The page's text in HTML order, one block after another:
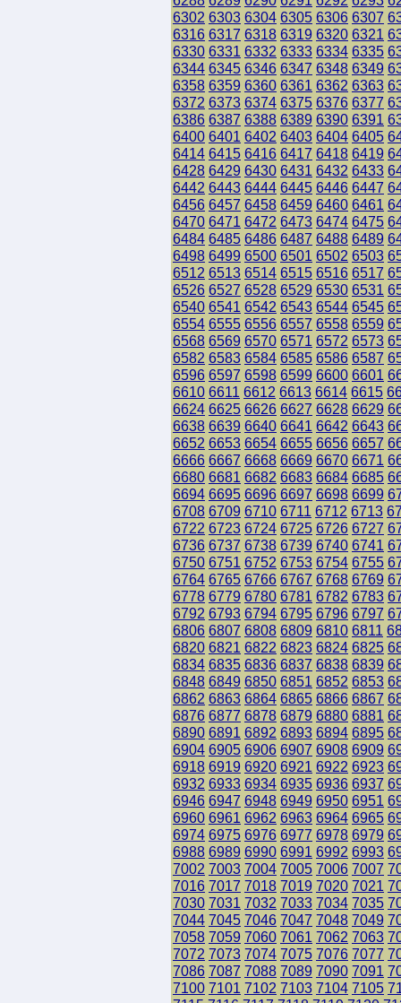
6302 6303 6304 6305 6306 6307
6316 6317 6318 6319 6320 6321
6330 6331 6332 6333 6334 6335
6344 6345 6346 6347 6348 6349
6358 6359 6360 6361 6362 6363
6372 6373 6374 6375 6376 6377
6386 6387 6388 6389 6390 6391
6400 6401 6402 6403 6404 6405
6414 6415 6416 6417 6418 6419
6428 6429 6430 6431 6432 6433
6442 6443 6444 6445 6446 6447
6456 6457 6458 6459 6460 6461
6470 6471 6472 6473 6474 6475
6484 6485 6486 6487 6488 6489
6498 6499 6500 6501 6502 6503
6512 6513 6514 6515 6516 6517
6526 6527 6528 6529 6530 6531
6540 6541 6542 6543 6544 6545
6554 6555 6556 6557 6558 6559
6568 6569 6570 6571 6572 6573
6582 6583 6584 6585 6586 6587
6596 6597 6598 6599 6600 6601
6610 6611 6612 6613 6614 6615
6624 6625 6626 6627 6628 6629
6638 6639 6640 6641 6642 6643
6652 6653 6654 6655 6656 6657
6666 6667 6668 6669 6670 6671
6680 6681 6682 6683 6684 6685
6694 6695 6696 6697 6698 6699
6708 6709 6710 6711 6712 6713
6722 6723 6724 6725 6726 6727
6736 6737 6738 6739 6740 6741
6750 6751 6752 6753 6754 6755
6764 6765 6766 6767 6768 6769
6778 6779 6780 6781 6782 6783
6792 6793 6794 6795 6796 6797
6806 6807 6808 6809 6810 6811
6820 6821 6822 6823 6824 6825
6834 6835 6836 6837 6838 6839
6848 6849 6850 6851 6852 6853
6862 6863 6864 6865 6866 6867
6876 6877 6878 6879 6880 6881
6890 6891 6892 6893 6894 6895
6904 6905 6906 6907 6908 6909
6918 6919 6920 6921 6922 6923
6932 6933 6934 6935 6936 6937
6946 6947 6948 6949 6950 6951
6960 6961 6962 6963 6964 6965
6974 6975 6976 6977 6978 6979
6988 6989 6990 6991 6992 6993
7002 7003 7004 7005 7006 7007
7016 7017 7018 7019 7020 7021
7030 7031 7032 7033 7034 7035
7044 7045 7046 7047 7048 7049
7058 7059 7060 7061 7062 7063
7072 7073 7074 7075 7076 7077
7086 7087 7088 7089 7090 7091
7100 7101 7102 7103 7104 7105